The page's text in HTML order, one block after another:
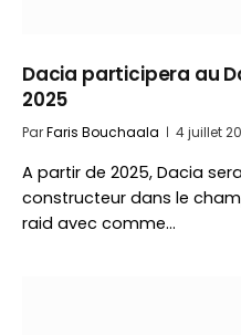
Dacia participera au
2025
ParFaris Bouchaala 4 juillet
A partir de 2025, Dacia
constructeur dans le
raid avec comme…